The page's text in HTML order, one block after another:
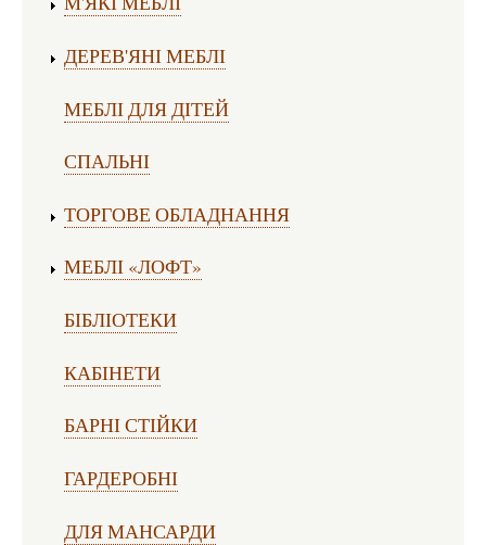
ДЕРЕВ'ЯНІ МЕБЛІ
МЕБЛІ ДЛЯ ДІТЕЙ
СПАЛЬНІ
ТОРГОВЕ ОБЛАДНАННЯ
МЕБЛІ «ЛОФТ»
БІБЛІОТЕКИ
КАБІНЕТИ
БАРНІ СТІЙКИ
ГАРДЕРОБНІ
ДЛЯ МАНСАРДИ